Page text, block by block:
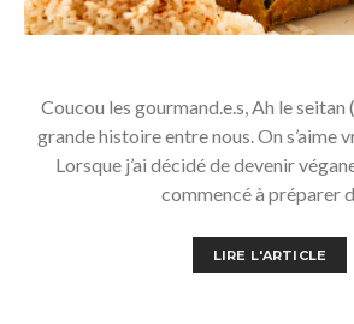
Coucou les gourmand.e.s, Ah le seitan
grande histoire entre nous. On s’aime
Lorsque j’ai décidé de devenir
commencé à préparer
LIRE L'ARTICLE